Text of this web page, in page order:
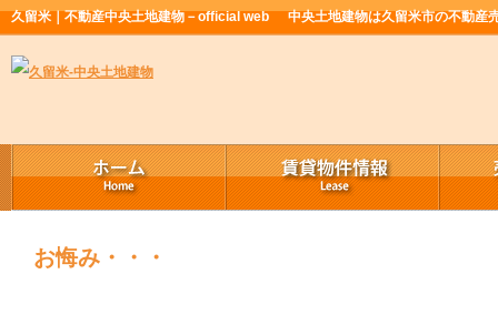
久留米｜不動産中央土地建物－official web 中央土地建物は久留米市の不動産
お悔み・・・